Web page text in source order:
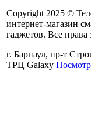
Copyright 2025 ©
интернет-магазин
гаджетов. Все
г. Барнаул, пр-т
ТРЦ Galaxy